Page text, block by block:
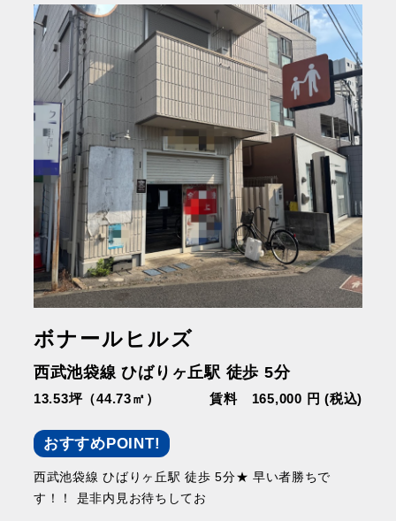
ボナールヒルズ
西武池袋線 ひばりヶ丘駅 徒歩 5分
13.53坪（44.73㎡） 賃料 165,000 円 (税込)
おすすめPOINT!
西武池袋線 ひばりヶ丘駅 徒歩 5分★ 早い者勝ちで
す！！ 是非内見お待ちしてお